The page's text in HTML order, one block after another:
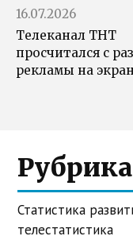
16.07.2026
Телеканал ТНТ
просчитался с
рекламы на
Статистика
телестатистика